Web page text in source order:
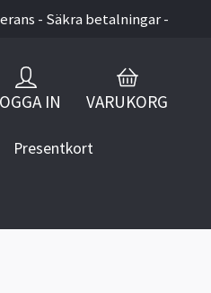
- Säkra betalningar -
IN VARUKORG
Presentkort